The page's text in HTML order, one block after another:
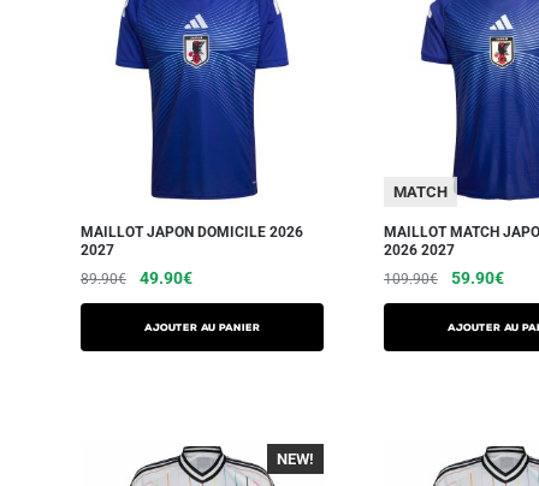
MAILLOT JAPON DOMICILE 2026
2027
89.90€ 49.90€
AJOUTER AU PANIER
MATCH
MAILLOT MATCH
2026 2027
109.90€ 59.90€
AJOUTER AU
-40%
NEW!